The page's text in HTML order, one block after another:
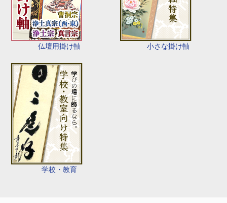
仏壇用掛け軸 小さな掛け軸
学校・教育